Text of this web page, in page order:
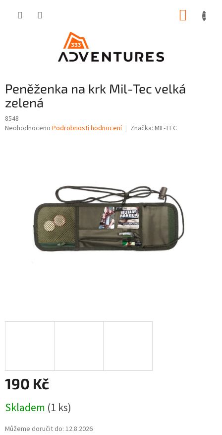
Peněženka na krk Mil-Tec velká
zelená
8548
Průměrné
Neohodnoceno Podrobnosti hodnocení Značka: MIL-TEC
190 Kč
cena:
Skladem (1 ks)
Můžeme doručit do: 12.8.2026